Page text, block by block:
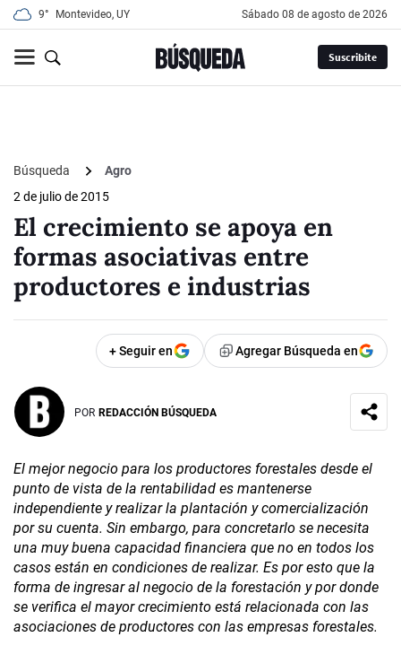
9° Montevideo, UY sábado 08 de agosto de 2026
Suscribite
Búsqueda
Agro
2 de julio de 2015
El crecimiento se apoya en
formas asociativas entre
productores e industrias
+ Seguir en Agregar Búsqueda en
POR REDACCIÓN BÚSQUEDA
El mejor negocio para los productores forestales desde el
punto de vista de la rentabilidad es mantenerse
independiente y realizar la plantación y comercialización
por su cuenta. Sin embargo, para concretarlo se necesita
una muy buena capacidad financiera que no en todos los
casos están en condiciones de realizar. Es por esto que la
forma de ingresar al negocio de la forestación y por donde
se verifica el mayor crecimiento está relacionada con las
asociaciones de productores con las empresas forestales.